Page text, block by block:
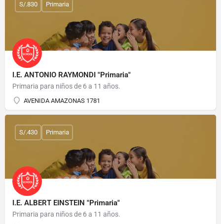
I.E. ANTONIO RAYMONDI "Primaria"
Primaria para niños de 6 a 11 años.
AVENIDA AMAZONAS 1781
S/.830 Primaria
I.E. ALBERT EINSTEIN "Primaria"
Primaria para niños de 6 a 11 años.
S/.430 Primaria